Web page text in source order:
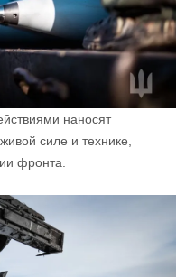
наносят
силе и технике,
фронта.